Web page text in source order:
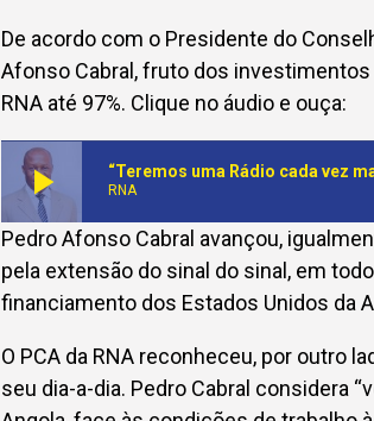
De acordo com o Presidente do
Afonso Cabral, fruto dos
RNA até 97%. Clique no áudio e ouça:
play_arrow “Teremos uma Rádio cada vez
RNA
Pedro Afonso Cabral avançou,
pela extensão do sinal do sinal, em
financiamento dos Estados Unidos da
O PCA da RNA reconheceu, por outro
seu dia-a-dia. Pedro Cabral considera